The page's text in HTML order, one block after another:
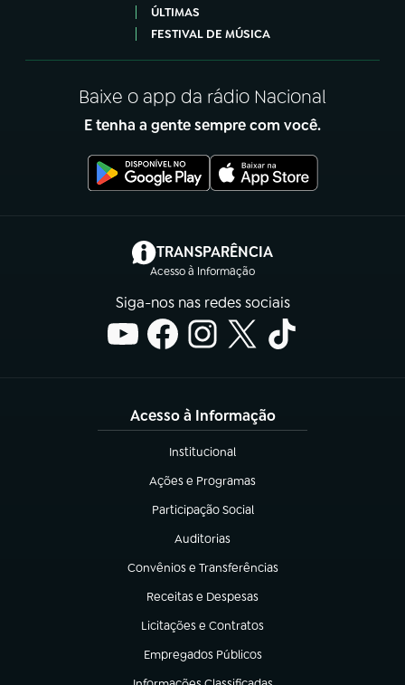
ÚLTIMAS
FESTIVAL DE MÚSICA
Baixe o app da rádio Nacional
E tenha a gente sempre com você.
TRANSPARÊNCIA
Acesso à Informação
(abre em nova aba)
Siga-nos nas redes sociais
Acesso à Informação
Institucional
(abre em nova aba)
Ações e Programas
(abre em nova aba)
Participação Social
(abre em nova aba)
Auditorias
(abre em nova aba)
Convênios e Transferências
(abre em nova aba)
Receitas e Despesas
(abre em nova aba)
Licitações e Contratos
(abre em nova aba)
Empregados Públicos
(abre em nova aba)